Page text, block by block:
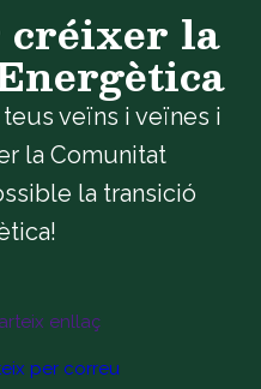
créixer la
veïns i veïnes i
la Comunitat
la transició
enllaç
per correu